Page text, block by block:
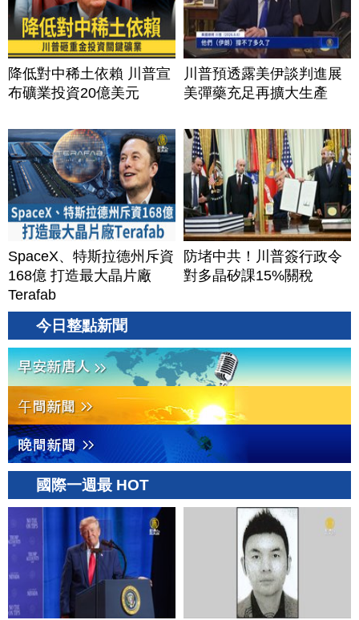
降低對中稀土依賴 川普宣
布礦業投資20億美元
川普預透露美伊談判進展
美彈藥充足再擴大生產
SpaceX、特斯拉德州斥資
168億 打造最大晶片廠
Terafab
防堵中共！川普簽行政令
對多晶矽課15%關稅
今日整點新聞
國際一週最 HOT